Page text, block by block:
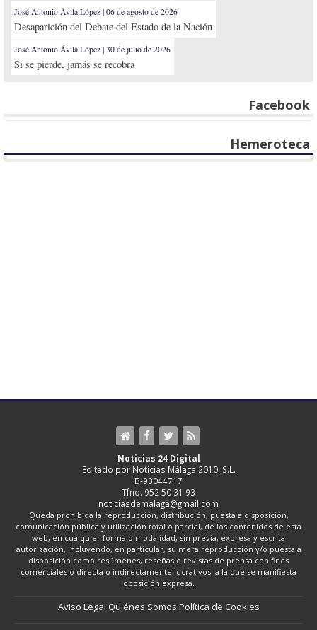
José Antonio Ávila López | 06 de agosto de 2026
Desaparición del Debate del Estado de la Nación
José Antonio Ávila López | 30 de julio de 2026
Si se pierde, jamás se recobra
Facebook
Hemeroteca
Noticias 24 Digital
Editado por Noticias Málaga 2010, S.L.
B-93044717
Tfno. 952 50 31 93
noticiasdemalaga@gmail.com
Queda prohibida la reproducción, distribución, puesta a disposición,
comunicación pública y utilización total o parcial, de los contenidos de esta
web, en cualquier forma o modalidad, sin previa, expresa y escrita
autorización, incluyendo, en particular, su mera reproducción y/o puesta a
disposición como resúmenes, reseñas o revistas de prensa con fines
comerciales o directa o indirectamente lucrativos, a la que se manifiesta
oposición expresa.
Aviso Legal Quiénes Somos Política de Cookies